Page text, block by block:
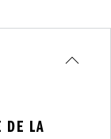
DE LA